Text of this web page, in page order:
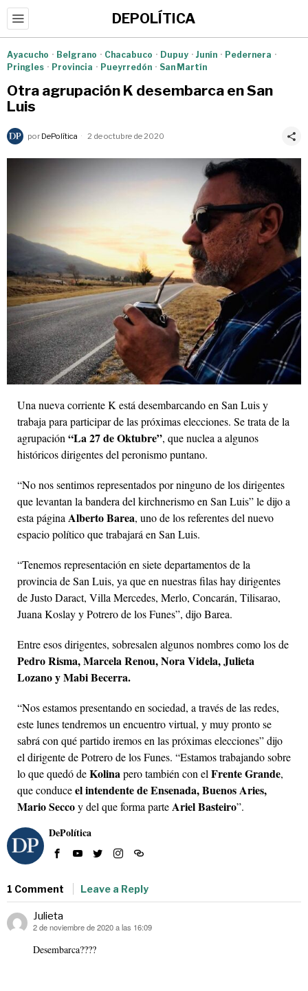
DEPOLÍTICA
Ayacucho · Belgrano · Chacabuco · Dupuy · Junín · Pedernera ·
Pringles · Provincia · Pueyrredón · San Martín
Otra agrupación K desembarca en San
Luis
por DePolítica 2 de octubre de 2020
Una nueva corriente K está desembarcando en San Luis y
trabaja para participar de las próximas elecciones. Se trata de la
agrupación“La 27 de Oktubre”, que nuclea a algunos
históricos dirigentes del peronismo puntano.
“No nos sentimos representados por ninguno de los dirigentes
que levantan la bandera del kirchnerismo en San Luis” le dijo a
esta páginaAlberto Barea, uno de los referentes del nuevo
espacio político que trabajará en San Luis.
“Tenemos representación en siete departamentos de la
provincia de San Luis, ya que en nuestras filas hay dirigentes
de Justo Daract, Villa Mercedes, Merlo, Concarán, Tilisarao,
Juana Koslay y Potrero de los Funes”, dijo Barea.
Entre esos dirigentes, sobresalen algunos nombres como los de
Pedro Risma, Marcela Renou, Nora Videla, Julieta
Lozano y Mabi Becerra.
“Nos estamos presentando en sociedad, a través de las redes,
este lunes tendremos un encuentro virtual, y muy pronto se
sabrá con qué partido iremos en las próximas elecciones” dijo
el dirigente de Potrero de los Funes. “Estamos trabajando sobre
lo que quedó deKolinapero también con elFrente Grande,
que conduceel intendente de Ensenada, Buenos Aries,
Mario Seccoy del que forma parteAriel Basteiro”.
DePolítica
1 Comment Leave a Reply
Julieta
dice:
2 de noviembre de 2020 a las 16:09
Desembarca????